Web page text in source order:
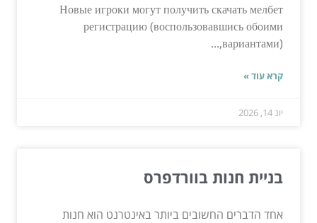
Новые игроки могут получить скачать мелбет
регистрацию (воспользовавшись обоими
вариантами),...
קרא עוד »
יונ 14, 2026
בניית חנות בוורדפרס
אחד הדברים החשובים ביותר באינטרנט הוא חנות